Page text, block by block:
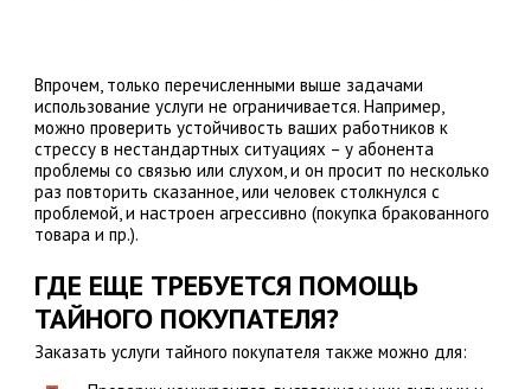
Впрочем, только перечисленными выше задачами
использование услуги не ограничивается. Например,
можно проверить устойчивость ваших работников к
стрессу в нестандартных ситуациях – у абонента
проблемы со связью или слухом, и он просит по несколько
раз повторить сказанное, или человек столкнулся с
проблемой, и настроен агрессивно (покупка бракованного
товара и пр.).
ГДЕ ЕЩЕ ТРЕБУЕТСЯ ПОМОЩЬ
ТАЙНОГО ПОКУПАТЕЛЯ?
Заказать услуги тайного покупателя также можно для: